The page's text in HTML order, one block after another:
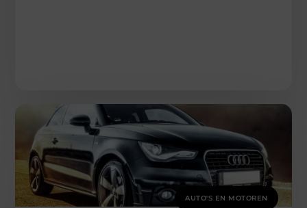
AUTO'S EN MOTOREN